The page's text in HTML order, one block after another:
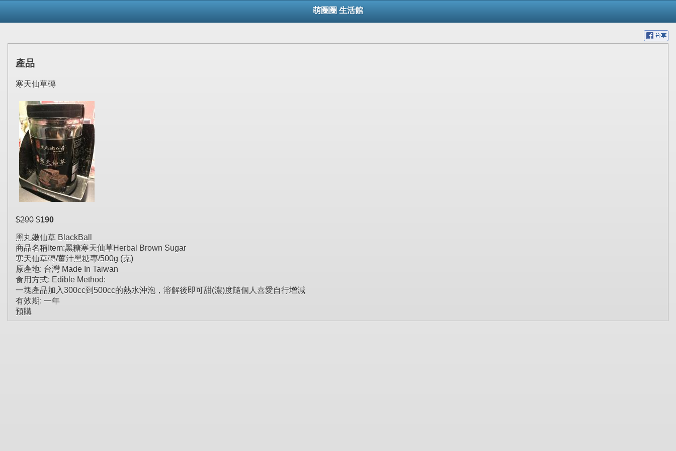
萌圈圈 生活館
產品
寒天仙草磚
$200 $190
黑丸嫩仙草 BlackBall
商品名稱Item:黑糖寒天仙草Herbal Brown Sugar
寒天仙草磚/薑汁黑糖專/500g (克)
原產地: 台灣 Made In Taiwan
食用方式: Edible Method:
一塊產品加入300cc到500cc的熱水沖泡，溶解後即可甜(濃)度隨個人喜愛自行增減
有效期: 一年
預購